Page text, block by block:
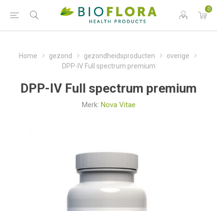
0
Home gezond gezondheidsproducten
overige
DPP-IV Full spectrum premium
DPP-IV Full spectrum premium
Merk: Nova Vitae